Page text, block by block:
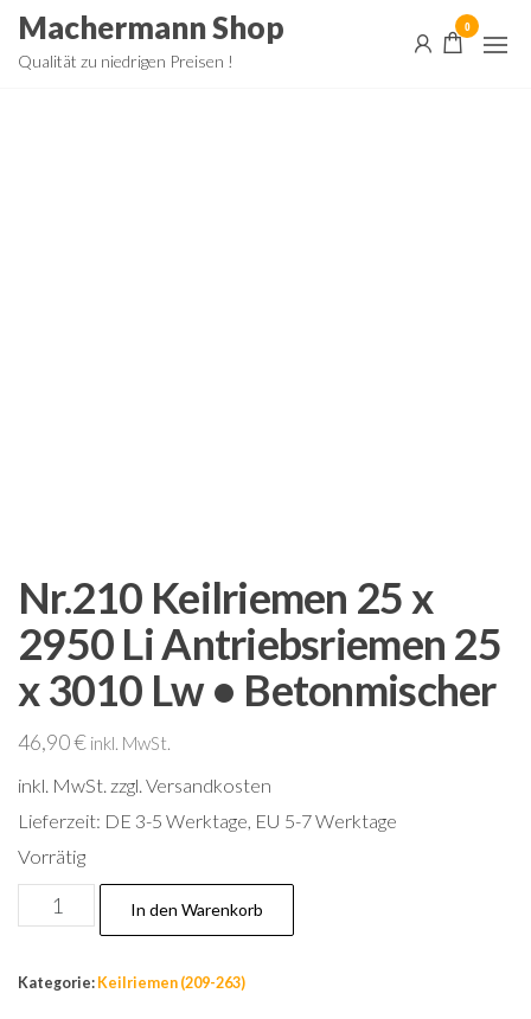
ZumMachermann Shop
Qualität zu niedrigen Preisen !
0
Nr.210 Keilriemen 25 x
2950 Li Antriebsriemen 25
x 3010 Lw • Betonmischer
46,90€ inkl. MwSt.
inkl. MwSt. zzgl. Versandkosten
Lieferzeit: DE 3-5 Werktage, EU 5-7 Werktage
Vorrätig
Nr.210
Keilriemen
In den Warenkorb
Kategorie: Keilriemen (209-263)